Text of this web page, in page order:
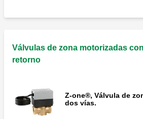
Mando electrotérmico
Adaptador, tuerca y
Válvulas de zona motorizadas
retorno
Z-one®, Válvula de
dos vías.